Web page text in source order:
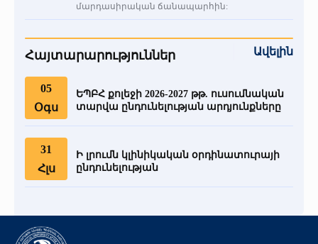
մարդասիրական ճանապարհին:
Հայտարարություններ Ավելին
05
Օգս
ԵՊԲՀ քոլեջի 2026-2027 թթ. ուսումնական
տարվա ընդունելության արդյունքները
31
Հլս
Ի լրումն կլինիկական օրդինատուրայի
ընդունելության